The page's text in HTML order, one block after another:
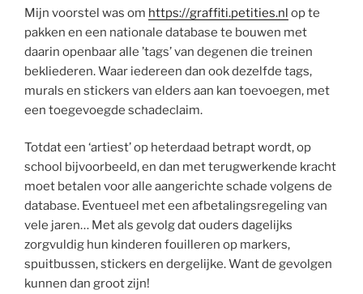
Mijn voorstel was om https://graffiti.petities.nl op te
pakken en een nationale database te bouwen met
daarin openbaar alle ’tags’ van degenen die treinen
bekliederen. Waar iedereen dan ook dezelfde tags,
murals en stickers van elders aan kan toevoegen, met
een toegevoegde schadeclaim.
Totdat een ‘artiest’ op heterdaad betrapt wordt, op
school bijvoorbeeld, en dan met terugwerkende kracht
moet betalen voor alle aangerichte schade volgens de
database. Eventueel met een afbetalingsregeling van
vele jaren… Met als gevolg dat ouders dagelijks
zorgvuldig hun kinderen fouilleren op markers,
spuitbussen, stickers en dergelijke. Want de gevolgen
kunnen dan groot zijn!